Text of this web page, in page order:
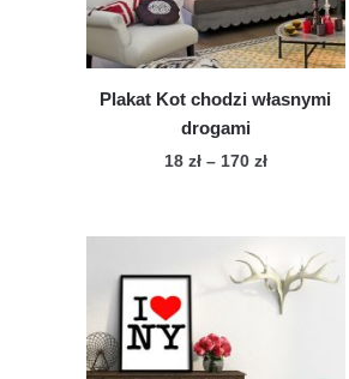
Plakat Kot chodzi własnymi
drogami
18 zł – 170 złZakres
do
170 zł
produkt
ma
wariantów.
Opcje